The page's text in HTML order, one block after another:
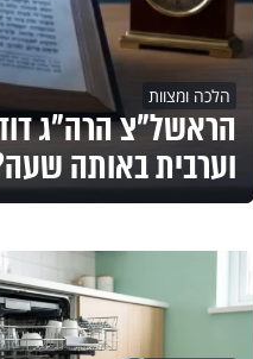
הלכה ומצוות
הראשל"צ הרה"ג
וערבית באותה